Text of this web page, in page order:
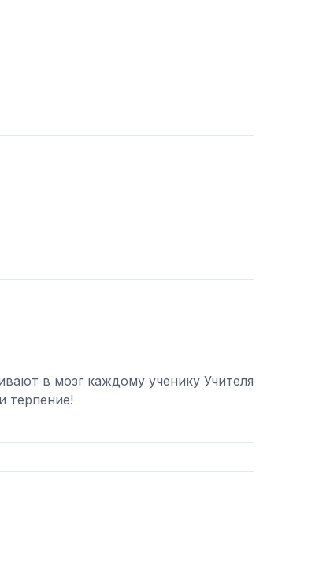
в мозг каждому ученику Учителя
терпение!